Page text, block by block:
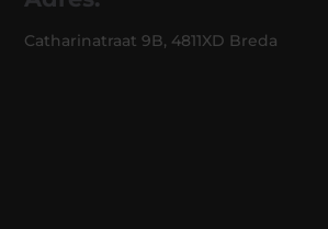
Catharinatraat 9B, 4811XD Breda